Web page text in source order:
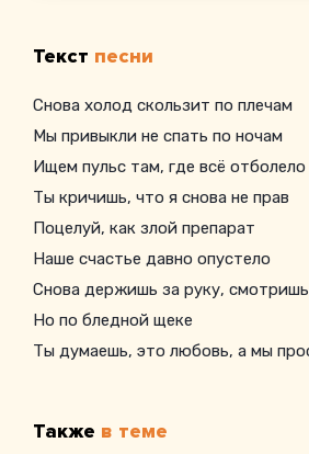
Текст песни
Снова холод скользит по плечам
Мы привыкли не спать по ночам
Ищем пульс там, где всё отболело
Ты кричишь, что я снова не прав
Поцелуй, как злой препарат
Наше счастье давно опустело
Снова держишь за руку, смотришь
Но по бледной щеке
Ты думаешь, это любовь, а мы
Ты думаешь, это любовь
Также в теме